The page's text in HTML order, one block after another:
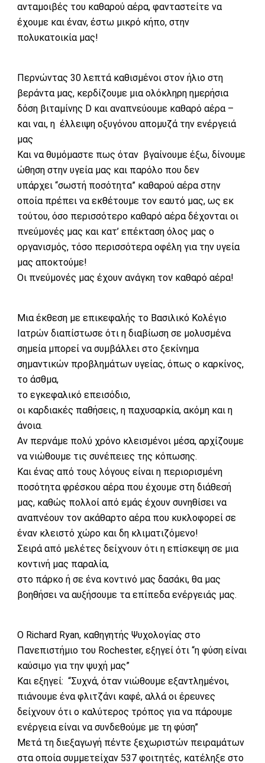
ανταμοιβές του καθαρού αέρα, φανταστείτε να
έχουμε και έναν, έστω μικρό κήπο, στην
πολυκατοικία μας!
Περνώντας 30 λεπτά καθισμένοι στον ήλιο στη
βεράντα μας, κερδίζουμε μια ολόκληρη ημερήσια
δόση βιταμίνης D και αναπνεύουμε καθαρό αέρα –
και ναι, η έλλειψη οξυγόνου απομυζά την ενέργειά
μας
Και να θυμόμαστε πως όταν βγαίνουμε έξω, δίνουμε
ώθηση στην υγεία μας και παρόλο που δεν
υπάρχει “σωστή ποσότητα” καθαρού αέρα στην
οποία πρέπει να εκθέτουμε τον εαυτό μας, ως εκ
τούτου, όσο περισσότερο καθαρό αέρα δέχονται οι
πνεύμονές μας και κατ’ επέκταση όλος μας ο
οργανισμός, τόσο περισσότερα οφέλη για την υγεία
μας αποκτούμε!
Οι πνεύμονές μας έχουν ανάγκη τον καθαρό αέρα!
Μια έκθεση με επικεφαλής το Βασιλικό Κολέγιο
Ιατρών διαπίστωσε ότι η διαβίωση σε μολυσμένα
σημεία μπορεί να συμβάλλει στο ξεκίνημα
σημαντικών προβλημάτων υγείας, όπως ο καρκίνος,
το άσθμα,
το εγκεφαλικό επεισόδιο,
οι καρδιακές παθήσεις, η παχυσαρκία, ακόμη και η
άνοια.
Αν περνάμε πολύ χρόνο κλεισμένοι μέσα, αρχίζουμε
να νιώθουμε τις συνέπειες της κόπωσης.
Και ένας από τους λόγους είναι η περιορισμένη
ποσότητα φρέσκου αέρα που έχουμε στη διάθεσή
μας, καθώς πολλοί από εμάς έχουν συνηθίσει να
αναπνέουν τον ακάθαρτο αέρα που κυκλοφορεί σε
έναν κλειστό χώρο και δη κλιματιζόμενο!
Σειρά από μελέτες δείχνουν ότι η επίσκεψη σε μια
κοντινή μας παραλία,
στο πάρκο ή σε ένα κοντινό μας δασάκι, θα μας
βοηθήσει να αυξήσουμε τα επίπεδα ενέργειάς μας.
Ο Richard Ryan, καθηγητής Ψυχολογίας στο
Πανεπιστήμιο του Rochester, εξηγεί ότι “η φύση είναι
καύσιμο για την ψυχή μας”
Και εξηγεί: “Συχνά, όταν νιώθουμε εξαντλημένοι,
πιάνουμε ένα φλιτζάνι καφέ, αλλά οι έρευνες
δείχνουν ότι ο καλύτερος τρόπος για να πάρουμε
ενέργεια είναι να συνδεθούμε με τη φύση”
Μετά τη διεξαγωγή πέντε ξεχωριστών πειραμάτων
στα οποία συμμετείχαν 537 φοιτητές, κατέληξε στο